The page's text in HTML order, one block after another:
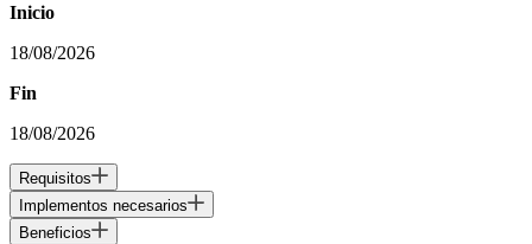
Inicio
18/08/2026
Fin
18/08/2026
Requisitos
Implementos necesarios
Beneficios